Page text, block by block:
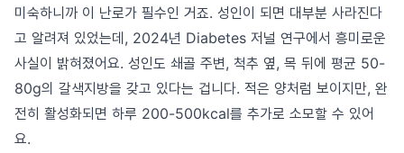
미숙하니까 이 난로가 필수인 거죠. 성인이 되면 대부분 사라진다
고 알려져 있었는데, 2024년 Diabetes 저널 연구에서 흥미로운
사실이 밝혀졌어요. 성인도 쇄골 주변, 척추 옆, 목 뒤에 평균 50-
80g의 갈색지방을 갖고 있다는 겁니다. 적은 양처럼 보이지만, 완
전히 활성화되면 하루 200-500kcal를 추가로 소모할 수 있어
요.